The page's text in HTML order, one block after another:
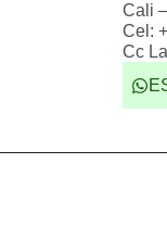
Cali
Cel:
Cc